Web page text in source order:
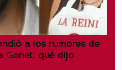
a los rumores de
Gonet: qué dijo